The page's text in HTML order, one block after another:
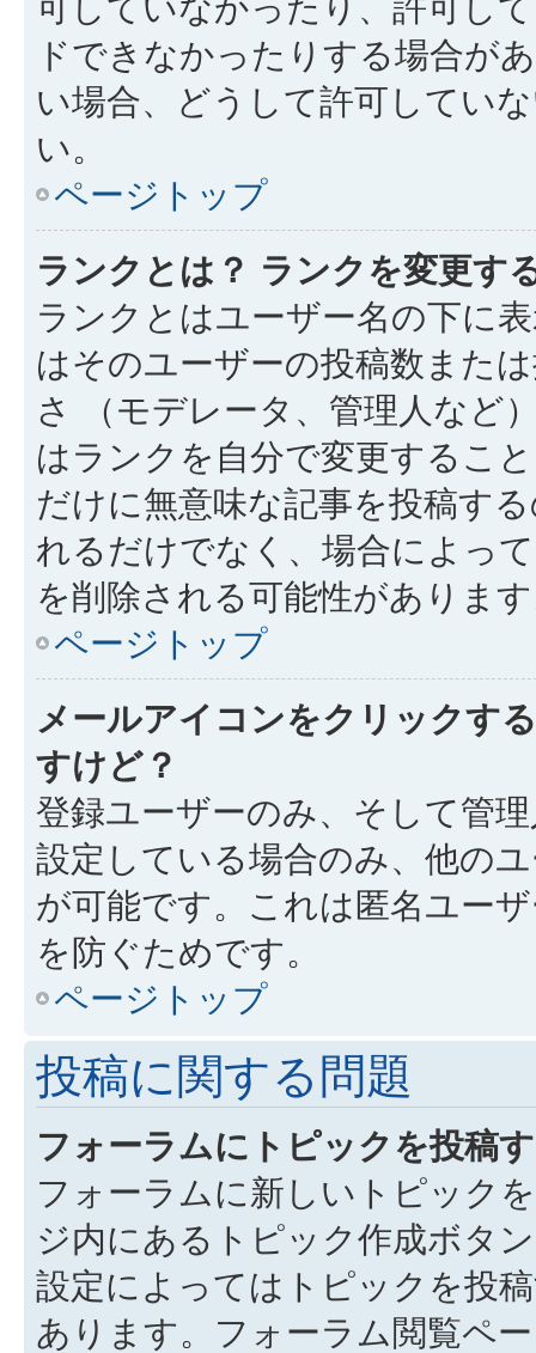
ドできなかったりする場合が
い場合、どうして許可してい
い。
ページトップ
ランクとは？ ランクを変更す
ランクとはユーザー名の下に
はそのユーザーの投稿数また
さ （モデレータ、管理人など
はランクを自分で変更するこ
だけに無意味な記事を投稿す
れるだけでなく、場合によっ
を削除される可能性がありま
ページトップ
メールアイコンをクリックす
すけど？
登録ユーザーのみ、そして管
設定している場合のみ、他の
が可能です。これは匿名ユー
を防ぐためです。
ページトップ
投稿に関する問題
フォーラムにトピックを投稿
フォーラムに新しいトピック
ジ内にあるトピック作成ボタ
設定によってはトピックを投
あります。フォーラム閲覧ペ